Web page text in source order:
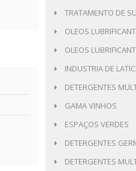
TRATAMENTO DE
OLEOS
OLEOS
INDUSTRIA DE
DETERGENTES
GAMA VINHOS
ESPAÇOS VERDES
DETERGENTES
DETERGENTES